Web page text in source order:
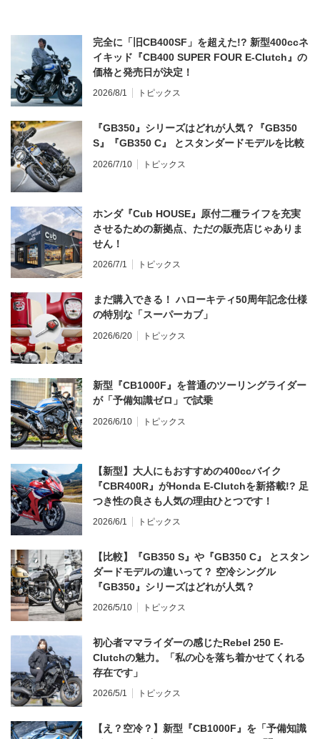
完全に「旧CB400SF」を超えた!? 新型400ccネ
イキッド『CB400 SUPER FOUR E-Clutch』の
価格と発売日が決定！
2026/8/1 トピックス
『GB350』シリーズはどれが人気？『GB350
S』『GB350 C』 とスタンダードモデルを比較
2026/7/10 トピックス
ホンダ『Cub HOUSE』原付二種ライフを充実
させるための新拠点、ただの販売店じゃありま
せん！
2026/7/1 トピックス
まだ購入できる！ ハローキティ50周年記念仕様
の特別な「スーパーカブ」
2026/6/20 トピックス
新型『CB1000F』を普通のツーリングライダー
が「予備知識ゼロ」で試乗
2026/6/10 トピックス
【新型】大人にもおすすめの400ccバイク
『CBR400R』がHonda E-Clutchを新搭載!? 足
つき性の良さも人気の理由ひとつです！
2026/6/1 トピックス
【比較】『GB350 S』や『GB350 C』 とスタン
ダードモデルの違いって？ 空冷シングル
『GB350』シリーズはどれが人気？
2026/5/10 トピックス
初心者ママライダーの感じたRebel 250 E-
Clutchの魅力。「私の心を落ち着かせてくれる
存在です」
2026/5/1 トピックス
【え？空冷？】新型『CB1000F』を「予備知識